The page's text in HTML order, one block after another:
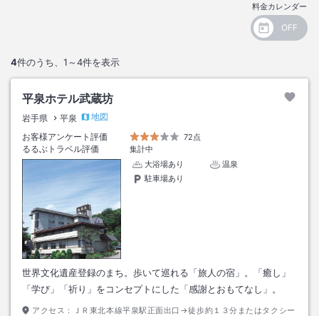
料金カレンダー
4件のうち、 1～4件を表示
平泉ホテル武蔵坊
岩手県 平泉
地図
お客様アンケート評価
72点
るるぶトラベル評価
集計中
大浴場あり
温泉
駐車場あり
世界文化遺産登録のまち。歩いて巡れる「旅人の宿」。「癒し」
「学び」「祈り」をコンセプトにした「感謝とおもてなし」。
アクセス：
ＪＲ東北本線平泉駅正面出口→徒歩約１３分またはタクシー